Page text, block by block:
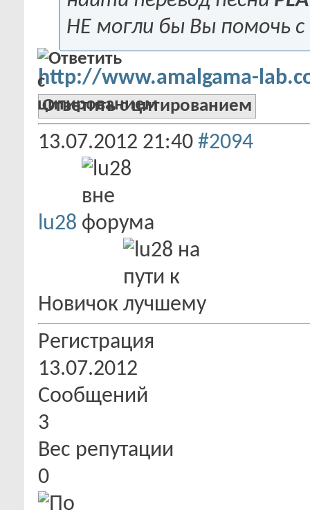
НЕ могли бы Вы помочь
http://www.amalgama-
Ответить с цитированием
13.07.2012 21:40 #2094
lu28
Новичок
Регистрация
13.07.2012
Сообщений
3
Вес репутации
0